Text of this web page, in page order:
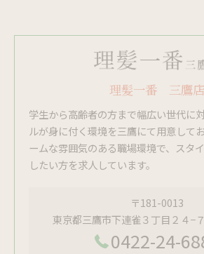
理髪一番 三鷹店
学生から高齢者の方まで幅広い世代に
ルが身に付く環境を三鷹にて用意して
ームな雰囲気のある職場環境で、スタ
したい方を求人しています。
〒181-0013
東京都三鷹市下連雀３丁目２４−
0422-24-